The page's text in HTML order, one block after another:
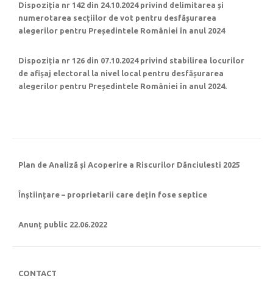
Dispoziția nr 142 din 24.10.2024 privind delimitarea și
numerotarea secțiilor de vot pentru desfășurarea
alegerilor pentru Președintele României în anul 2024
Dispoziția nr 126 din 07.10.2024 privind stabilirea locurilor
de afișaj electoral la nivel local pentru desfășurarea
alegerilor pentru Președintele României în anul 2024.
Plan de Analiză și Acoperire a Riscurilor Dănciulesti 2025
Înștiințare – proprietarii care dețin fose septice
Anunț public 22.06.2022
CONTACT